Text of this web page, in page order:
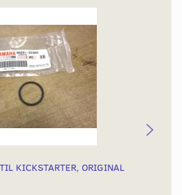
KICKSTARTER, ORIGINAL